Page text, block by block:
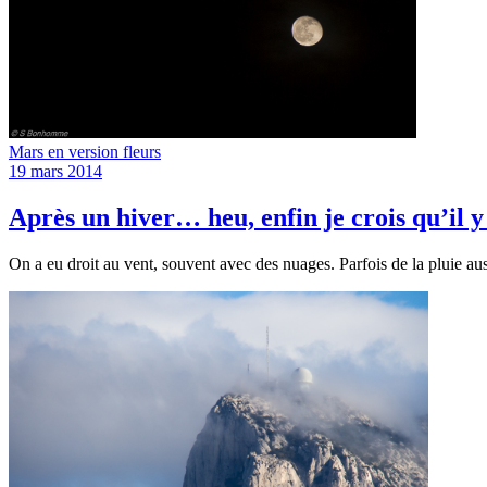
Mars en version fleurs
19 mars 2014
Après un hiver… heu, enfin je crois qu’il y
On a eu droit au vent, souvent avec des nuages. Parfois de la pluie